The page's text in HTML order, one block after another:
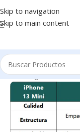
Skip to navigation
Skip to main content
Inicio/Ingresando